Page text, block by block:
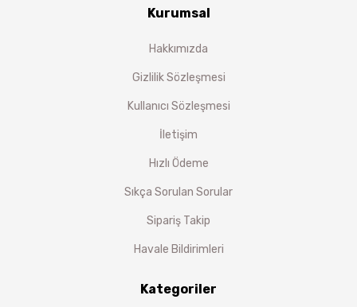
Kurumsal
Hakkımızda
Gizlilik Sözleşmesi
Kullanıcı Sözleşmesi
İletişim
Hızlı Ödeme
Sıkça Sorulan Sorular
Sipariş Takip
Havale Bildirimleri
Kategoriler